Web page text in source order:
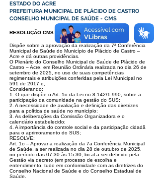
ESTADO DO ACRE
PREFEITURA MUNICIPAL DE PLÁCIDO DE CASTRO
CONSELHO MUNICIPAL DE SAÚDE - CMS
RESOLUÇÃO CMS N° 10/2025
Dispõe sobre a aprovação da realização da 7ª Conferência
Municipal de Saúde do Município de Plácido de Castro –
Acre e dá outras providências.
O Plenário do Conselho Municipal de Saúde de Plácido de
Castro – Acre, em Reunião Ordinária realizada no dia 26 de
setembro de 2025, no uso de suas competências
regimentais e atribuições conferidas pela Lei Municipal no
591 de 2017 e,
Considerando:
1. O que dispõe o Art. 1o da Lei no 8.142/1.990, sobre a
participação da comunidade na gestão do SUS;
2. A necessidade de avaliação e definição das diretrizes
para a política de saúde no município;
3. As deliberações da Comissão Organizadora e o
calendário estabelecido;
4. A importância do controle social e da participação cidadã
para o aprimoramento do SUS;
RESOLVE:
Art. 1o – Aprovar a realização da 7a Conferência Municipal
de Saúde, a ser realizada no dia 28 de outubro de 2025,
no período das 07:30 às 15:30, local a ser definido pela
Gestão via decreto (em processo de escolha e
entendimento, tudo em conformidade com as diretrizes do
Conselho Nacional de Saúde e do Conselho Estadual de
Saúde.